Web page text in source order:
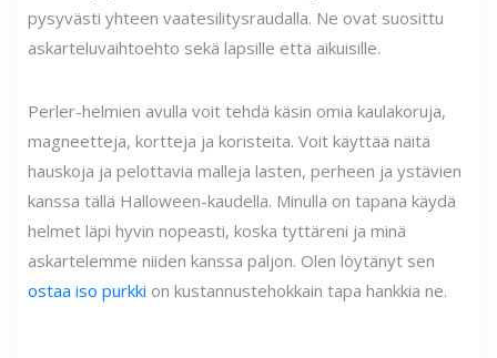
pysyvästi yhteen vaatesilitysraudalla. Ne ovat suosittu
askarteluvaihtoehto sekä lapsille että aikuisille.
Perler-helmien avulla voit tehdä käsin omia kaulakoruja,
magneetteja, kortteja ja koristeita. Voit käyttää näitä
hauskoja ja pelottavia malleja lasten, perheen ja ystävien
kanssa tällä Halloween-kaudella. Minulla on tapana käydä
helmet läpi hyvin nopeasti, koska tyttäreni ja minä
askartelemme niiden kanssa paljon. Olen löytänyt sen
ostaa iso purkki on kustannustehokkain tapa hankkia ne.